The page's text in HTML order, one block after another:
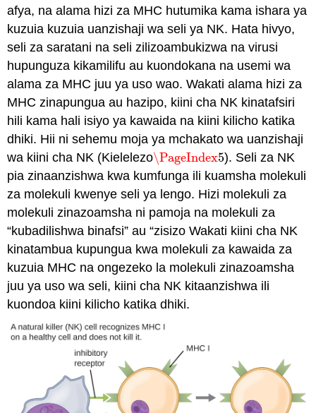
afya, na alama hizi za MHC hutumika kama ishara ya
kuzuia kuzuia uanzishaji wa seli ya NK. Hata hivyo,
seli za saratani na seli zilizoambukizwa na virusi
hupunguza kikamilifu au kuondokana na usemi wa
alama za MHC juu ya uso wao. Wakati alama hizi za
MHC zinapungua au hazipo, kiini cha NK kinatafsiri
hili kama hali isiyo ya kawaida na kiini kilicho katika
dhiki. Hii ni sehemu moja ya mchakato wa uanzishaji
wa kiini cha NK (Kielelezo\PageIndex5
\PageIndex5). Seli za NK
pia zinaanzishwa kwa kumfunga ili kuamsha molekuli
za molekuli kwenye seli ya lengo. Hizi molekuli za
molekuli zinazoamsha ni pamoja na molekuli za
“kubadilishwa binafsi” au “zisizo Wakati kiini cha NK
kinatambua kupungua kwa molekuli za kawaida za
kuzuia MHC na ongezeko la molekuli zinazoamsha
juu ya uso wa seli, kiini cha NK kitaanzishwa ili
kuondoa kiini kilicho katika dhiki.